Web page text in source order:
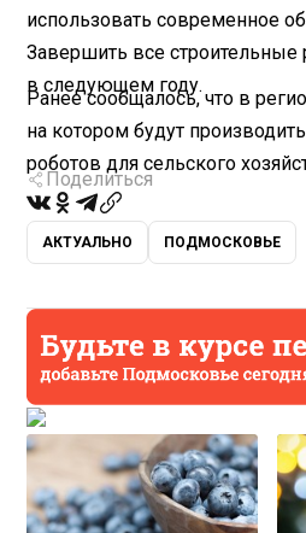
использовать современное
Завершить все
в следующем году.
Ранее сообщалось, что в
на котором будут
роботов для сельского
Поделиться
АКТУАЛЬНО ПОДМОСКОВЬЕ